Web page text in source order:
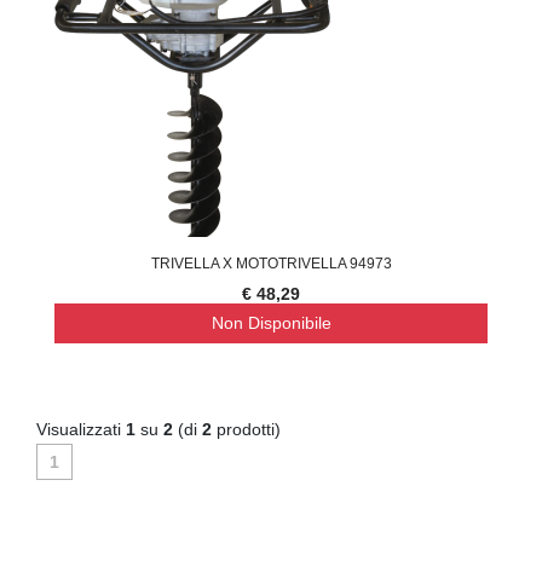
TRIVELLA X MOTOTRIVELLA 94973
€ 48,29
Non Disponibile
Visualizzati 1 su 2 (di 2 prodotti)
1